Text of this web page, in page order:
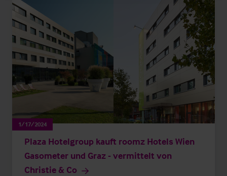
1/17/2024
Plaza Hotelgroup kauft roomz Hotels Wien
Gasometer und Graz - vermittelt von
Christie & Co